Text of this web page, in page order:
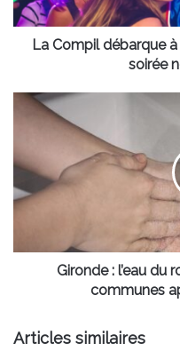
toi
à
XXL
La Compil débarque
soirée
Gironde
du
robinet
interdite
communes
Gironde : l’eau du
communes
Articles similaires